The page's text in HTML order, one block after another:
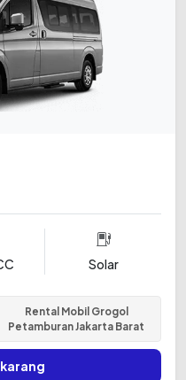
Solar
Rental Mobil Grogol
Petamburan Jakarta Barat